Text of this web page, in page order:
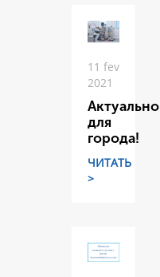
11 fev
2021
Актуально
для
города!
ЧИТАТЬ
>